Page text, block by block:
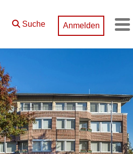
Suche Anmelden